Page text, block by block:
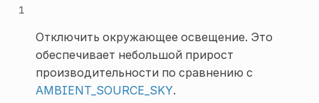
1
Отключить окружающее освещение. Это
обеспечивает небольшой прирост
производительности по сравнению с
AMBIENT_SOURCE_SKY.